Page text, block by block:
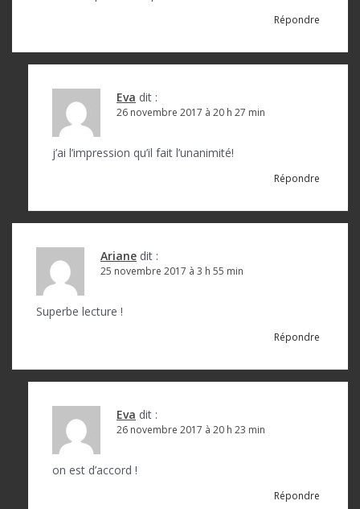
Répondre
Eva dit :
26 novembre 2017 à 20 h 27 min
j’ai l’impression qu’il fait l’unanimité!
Répondre
Ariane dit :
25 novembre 2017 à 3 h 55 min
Superbe lecture !
Répondre
Eva dit :
26 novembre 2017 à 20 h 23 min
on est d’accord !
Répondre